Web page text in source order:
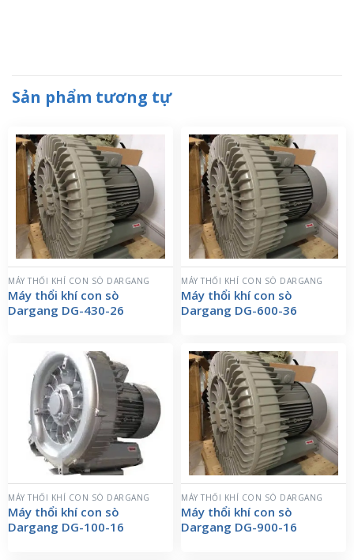
Sản phẩm tương tự
MÁY THỔI KHÍ CON SÒ DARGANG
Máy thổi khí con sò
Dargang DG-430-26
MÁY THỔI KHÍ CON SÒ DARGANG
Máy thổi khí con sò
Dargang DG-600-36
MÁY THỔI KHÍ CON SÒ DARGANG
Máy thổi khí con sò
Dargang DG-100-16
MÁY THỔI KHÍ CON SÒ DARGANG
Máy thổi khí con sò
Dargang DG-900-16